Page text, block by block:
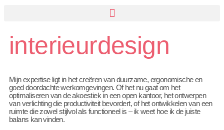
interieurdesign
Mijn expertise ligt in het creëren van duurzame, ergonomische en
goed doordachte werkomgevingen. Of het nu gaat om het
optimaliseren van de akoestiek in een open kantoor, het ontwerpen
van verlichting die productiviteit bevordert, of het ontwikkelen van een
ruimte die zowel stijlvol als functioneel is – ik weet hoe ik de juiste
balans kan vinden.